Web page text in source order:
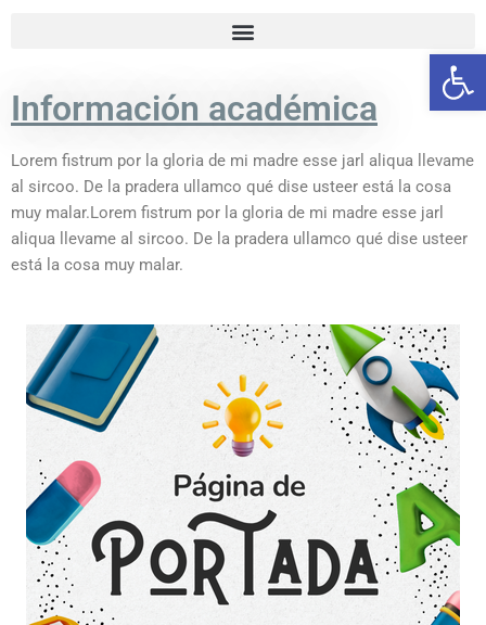
Información académica
Lorem fistrum por la gloria de mi madre esse jarl aliqua llevame
al sircoo. De la pradera ullamco qué dise usteer está la cosa
muy malar.Lorem fistrum por la gloria de mi madre esse jarl
aliqua llevame al sircoo. De la pradera ullamco qué dise usteer
está la cosa muy malar.